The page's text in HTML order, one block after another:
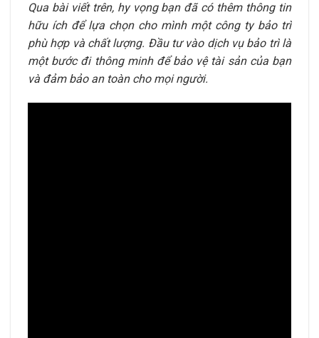
Qua bài viết trên, hy vọng bạn đã có thêm thông tin
hữu ích để lựa chọn cho mình một công ty bảo trì
phù hợp và chất lượng. Đầu tư vào dịch vụ bảo trì là
một bước đi thông minh để bảo vệ tài sản của bạn
và đảm bảo an toàn cho mọi người.